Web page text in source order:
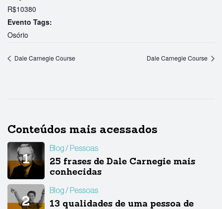
R$10380
Evento Tags:
Osório
Dale Carnegie Course Dale Carnegie Course
Conteúdos mais acessados
Blog Pessoas
25 frases de Dale Carnegie mais
conhecidas
Blog Pessoas
13 qualidades de uma pessoa de